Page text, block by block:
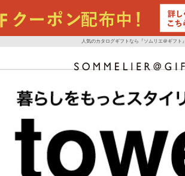
人気のカタログギフトなら『ソムリエ＠ギフト』